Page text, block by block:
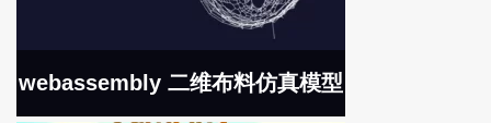
webassembly 二维布料仿真模型